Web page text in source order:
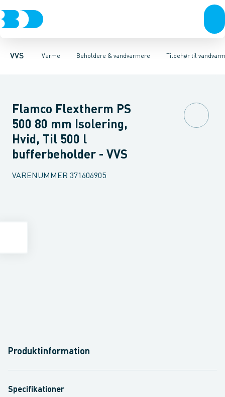
VVS Varme
Rør & fittingsPressfittings & rørKuglehaner & ventilerAfløb
Beholdere & vandvarmere
RadiatorerRadiatorfittings & tilbehørGulvvarme & tilbehør
Tilbehør til
VarmtvandsbeholdereEl VandvarmereTilbehør til
Flamco Flextherm PS
500 80 mm Isolering,
Hvid, Til 500 l
bufferbeholder - VVS
VARENUMMER 371606905
Produktinformation
Specifikationer